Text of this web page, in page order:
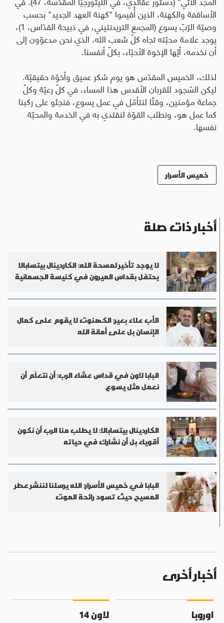
الأساقفة والكهنة، الذين أُقيموا "كهنة العهد الجديد" بحسب
وصيّة الرّبّ يسوع (المجمع التريدنتيني، في ذبيحة القدّاس، 1)،
يوجد علامة محبّته تجاه كلّ شعب الله، الذي نحن مدعوّون إلى
أن نخدمه، أيّها الإخوة الأحبّاء، بكلّ أنفسنا.
لذلك، الخميس المقدّس هو يوم شكر عميق وأخوّة حقيقيّة.
ليكن السّجود للقربان الأقدس هذا المساء، في كلّ رعيّة وكلّ
جماعة مؤمنين، وقتًا لنتأمّل في عمل يسوع، فنجثو على ركبنا
كما عمل هو، ونطلب القوّة لنقتدي به في الخدمة والمحبّة
نفسها.
خميس الأسرار
أخبار ذات صلة
لا يوجد تأخير لمسحة الله: الكاردينال بيتسابالا
يحتفل بقداس الميرون في كنيسة الجسمانية
الأب علاء بعير: الكهنوت لا يقوم على كمال
الإنسان بل على أمانة الله
البابا لاون في قداس عشاء الرب: أن نتعلّم أن
نعمل مثل يسوع
الكاردينال بيتسابالا: لا يطلب منا الرب أن نكون
أقوياء بل أن نشارك في حياته
البابا في خميس الأسرار: الله يرسلنا لننشر عطر
المسيح حيث تسود رائحة الموت
أخبار أخرى
اوروبا لاون 14